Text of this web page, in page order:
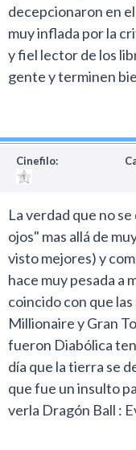
decepcionaron en
muy inflada por la
y fiel lector de los
gente y terminen
Cinefilo:
La verdad que no
ojos" mas allá de
visto mejores) y
hace muy pesada a
coincido con que
Millionaire y Gran
fueron Diabólica
día que la tierra se
que fue un insulto
verla Dragón Ball :